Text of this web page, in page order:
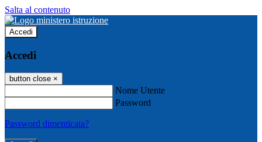
Salta al contenuto
Accedi
Accedi
button close ×
Nome Utente
Password
Password dimenticata?